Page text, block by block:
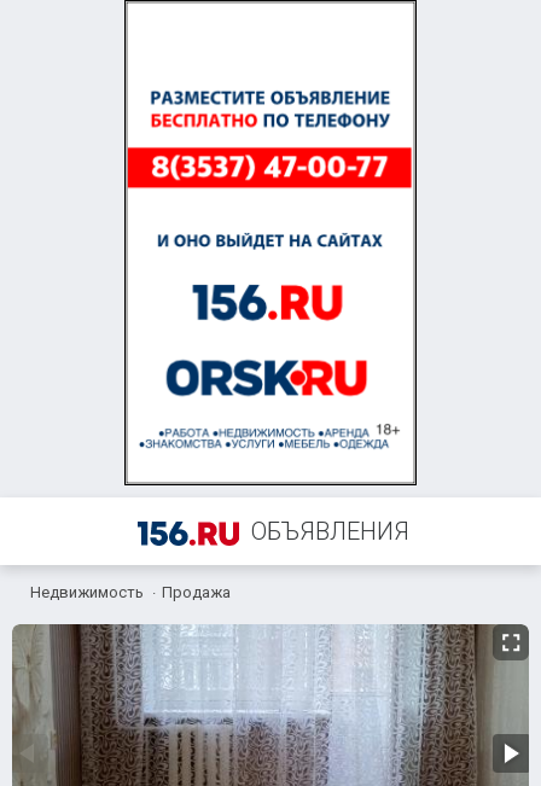
ОБЪЯВЛЕНИЯ
+7 (958) 838-38-73
Недвижимость Продажа